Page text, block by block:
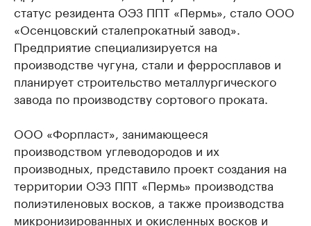
статус резидента ОЭЗ ППТ «Пермь», стало ООО
«Осенцовский сталепрокатный завод».
Предприятие специализируется на
производстве чугуна, стали и ферросплавов и
планирует строительство металлургического
завода по производству сортового проката.
ООО «Форпласт», занимающееся
производством углеводородов и их
производных, представило проект создания на
территории ОЭЗ ППТ «Пермь» производства
полиэтиленовых восков, а также производства
микронизированных и окисленных восков и